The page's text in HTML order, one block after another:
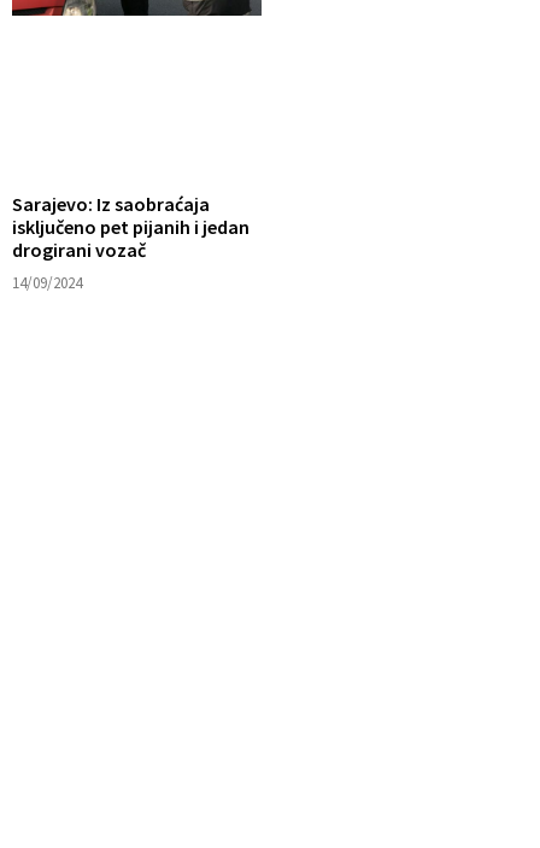
Sarajevo: Iz saobraćaja
isključeno pet pijanih i jedan
drogirani vozač
14/09/2024